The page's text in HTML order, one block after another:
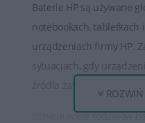
Baterie HP są używane
notebookach, tabletkach
urządzeniach firmy HP.
sytuacjach, gdy
Istnieje wiele rodzajów